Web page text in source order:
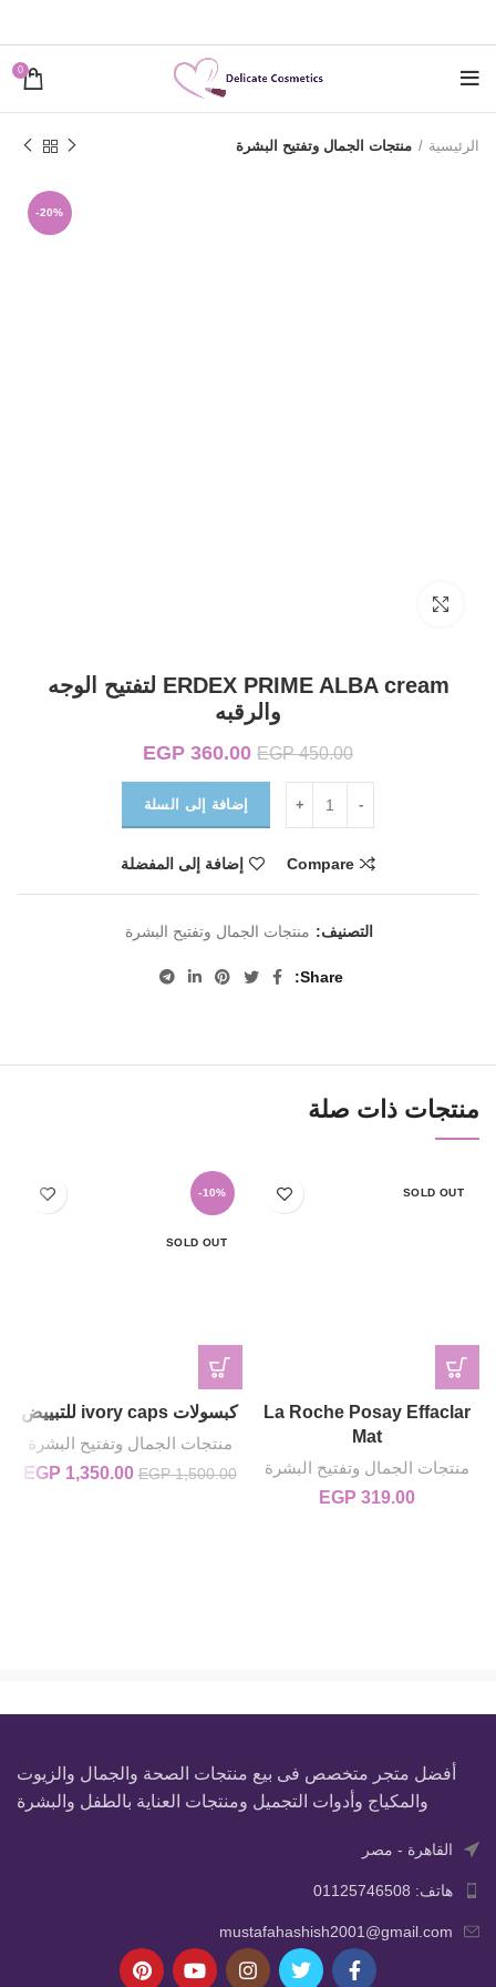
0
الرئيسية منتجات الجمال وتفتيح البشرة
-20%
ERDEX PRIME ALBA cream لتفتيح الوجه
والرقبه
EGP450.00
السعر الأصلي هو:
EGP 450.00.
EGP 360.00
EGP 360.00.
إضافة إلى السلة
Compare إضافة إلى المفضلة
التصنيف: منتجات الجمال وتفتيح البشرة
Share
منتجات ذات صلة
SOLD OUT
La Roche Posay Effaclar
Mat
منتجات الجمال وتفتيح البشرة
EGP 319.00
-10%
SOLD OUT
كبسولات ivory caps للتبييض
منتجات الجمال وتفتيح البشرة
EGP1,500.00
السعر الأصلي
EGP 1,350.00
أفضل متجر متخصص فى بيع منتجات الصحة والجمال والزيوت
والمكياج وأدوات التجميل ومنتجات العناية بالطفل والبشرة
القاهرة - مصر
هاتف: 01125746508
mustafahashish2001@gmail.com